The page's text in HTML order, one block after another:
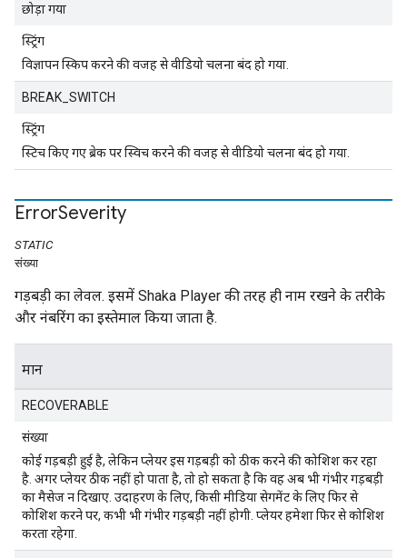
छोड़ा गया
स्ट्रिंग
विज्ञापन स्किप करने की वजह से वीडियो चलना बंद हो गया.
BREAK_SWITCH
स्ट्रिंग
स्टिच किए गए ब्रेक पर स्विच करने की वजह से वीडियो चलना बंद हो गया.
ErrorSeverity
STATIC
संख्या
गड़बड़ी का लेवल. इसमें Shaka Player की तरह ही नाम रखने के तरीके
और नंबरिंग का इस्तेमाल किया जाता है.
मान
RECOVERABLE
संख्या
कोई गड़बड़ी हुई है, लेकिन प्लेयर इस गड़बड़ी को ठीक करने की कोशिश कर रहा
है. अगर प्लेयर ठीक नहीं हो पाता है, तो हो सकता है कि वह अब भी गंभीर गड़बड़ी
का मैसेज न दिखाए. उदाहरण के लिए, किसी मीडिया सेगमेंट के लिए फिर से
कोशिश करने पर, कभी भी गंभीर गड़बड़ी नहीं होगी. प्लेयर हमेशा फिर से कोशिश
करता रहेगा.